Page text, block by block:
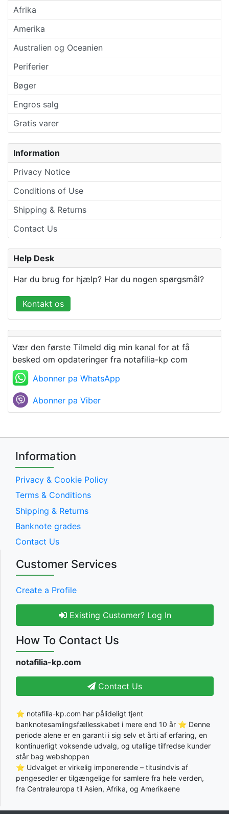
Afrika
Amerika
Australien og Oceanien
Periferier
Bøger
Engros salg
Gratis varer
Information
Privacy Notice
Conditions of Use
Shipping & Returns
Contact Us
Help Desk
Har du brug for hjælp? Har du nogen spørgsmål?
Kontakt os
Vær den første Tilmeld dig min kanal for at få
besked om opdateringer fra notafilia-kp com
Abonner pa WhatsApp
Abonner pa Viber
Information
Privacy & Cookie Policy
Terms & Conditions
Shipping & Returns
Banknote grades
Contact Us
Customer Services
Create a Profile
Existing Customer? Log In
How To Contact Us
notafilia-kp.com
Contact Us
⭐ notafilia-kp.com har pålideligt tjent
banknotesamlingsfællesskabet i mere end 10 år ⭐ Denne
periode alene er en garanti i sig selv et årti af erfaring, en
kontinuerligt voksende udvalg, og utallige tilfredse kunder
står bag webshoppen
⭐ Udvalget er virkelig imponerende – titusindvis af
pengesedler er tilgængelige for samlere fra hele verden,
fra Centraleuropa til Asien, Afrika, og Amerikaene